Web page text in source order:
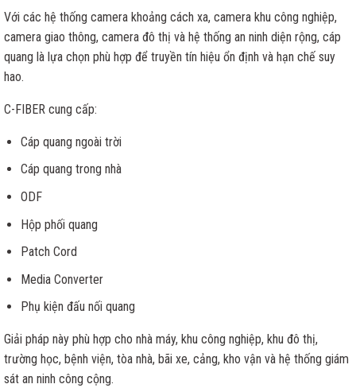
Với các hệ thống camera khoảng cách xa, camera khu công nghiệp,
camera giao thông, camera đô thị và hệ thống an ninh diện rộng, cáp
quang là lựa chọn phù hợp để truyền tín hiệu ổn định và hạn chế suy
hao.
C-FIBER cung cấp:
Cáp quang ngoài trời
Cáp quang trong nhà
ODF
Hộp phối quang
Patch Cord
Media Converter
Phụ kiện đấu nối quang
Giải pháp này phù hợp cho nhà máy, khu công nghiệp, khu đô thị,
trường học, bệnh viện, tòa nhà, bãi xe, cảng, kho vận và hệ thống giám
sát an ninh công cộng.